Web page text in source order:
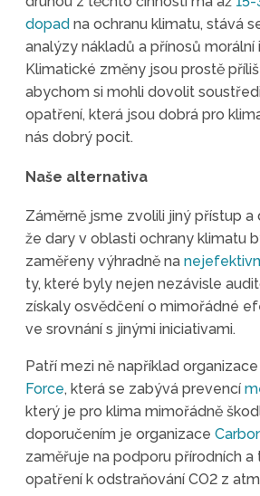
dopad na ochranu klimatu, stává
analýzy nákladů a přínosů morální
Klimatické změny jsou prostě
abychom si mohli dovolit
opatření, která jsou dobrá pro
nás dobrý pocit.
Naše alternativa
Záměrně jsme zvolili jiný přístup a
že dary v oblasti ochrany klimatu
zaměřeny výhradně na
ty, které byly nejen nezávisle
získaly osvědčení o mimořádné
ve srovnání s jinými iniciativami.
Patří mezi ně například organizace
Force, která se zabývá prevencí
který je pro klima mimořádně
doporučením je organizace
zaměřuje na podporu přírodních
opatření k odstraňování CO2 z